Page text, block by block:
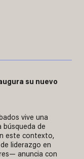
su nuevo
vive una
de
este contexto,
liderazgo en
anuncia con